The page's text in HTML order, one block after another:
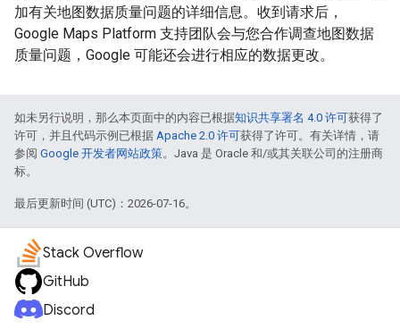
加有关地图数据质量问题的详细信息。收到请求后，
Google Maps Platform 支持团队会与您合作调查地图数据
质量问题，Google 可能还会进行相应的数据更改。
如未另行说明，那么本页面中的内容已根据知识共享署名 4.0 许可获得了
许可，并且代码示例已根据 Apache 2.0 许可获得了许可。有关详情，请
参阅 Google 开发者网站政策。Java 是 Oracle 和/或其关联公司的注册商
标。
最后更新时间 (UTC)：2026-07-16。
Stack Overflow
GitHub
Discord